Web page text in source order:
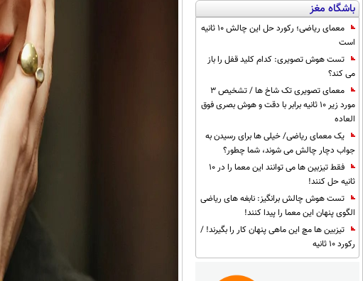
باشگاه مغز
معمای ریاضی؛ رکورد حل این چالش 10 ثانیه
است
تست هوش تصویری: کدام کلید قفل را باز
می کند؟
معمای تصویری تک شاخ ها / تشخیص 3
مورد زیر 10 ثانیه برابر با دقت و هوش بصری فوق
العاده
یک معمای ریاضی/ خیلی ها برای رسیدن به
جواب دچار چالش می شوند، شما چطور؟
فقط تیزبین ها می توانند این معما را در 10
ثانیه حل کنند!
تست هوش چالش برانگیز: نابغه های ریاضی
الگوی پنهان این معما را پیدا کنند!
تیزبین ها مچ این ماهی پنهان کار را بگیرند! /
رکورد 10 ثانیه